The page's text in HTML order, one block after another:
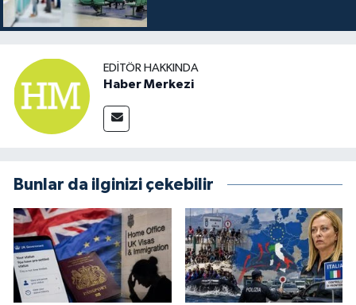
EDITÖR HAKKINDA
Haber Merkezi
Bunlar da ilginizi çekebilir